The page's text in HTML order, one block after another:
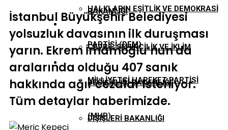
HALKLARIN EŞITLIK VE DEMOKRASI
PARTISI (DEM)
MILLIYETÇI HAREKET PARTISI
(MHP)
BAKANLIĞI
ÇEVRE, ŞEHIRCILIK VE İKLIM
DEĞIŞIKLIĞI BAKANLIĞI
DIŞIŞLERI BAKANLIĞI
YEREL YÖNETIMLER
İstanbul Büyükşehir Belediyesi
yolsuzluk davasının ilk duruşması
yarın. Ekrem İmamoğlu’nun da
aralarında olduğu 407 sanık
hakkında ağır cezalar isteniyor.
Tüm detaylar haberimizde.